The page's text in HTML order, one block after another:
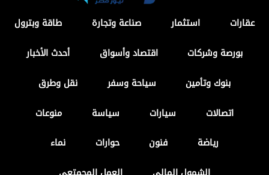
عقارات استثمار صناعة وتجارة
طاقة وبترول
بورصة وشركات
اقتصاد وأسواق
أحدث الأخبار
بنوك وتأمين
سياحة وسفر
نقل وطرق
اتصالات
سيارات سياسة
منوعات
رياضة
فنون حوارات
نماء